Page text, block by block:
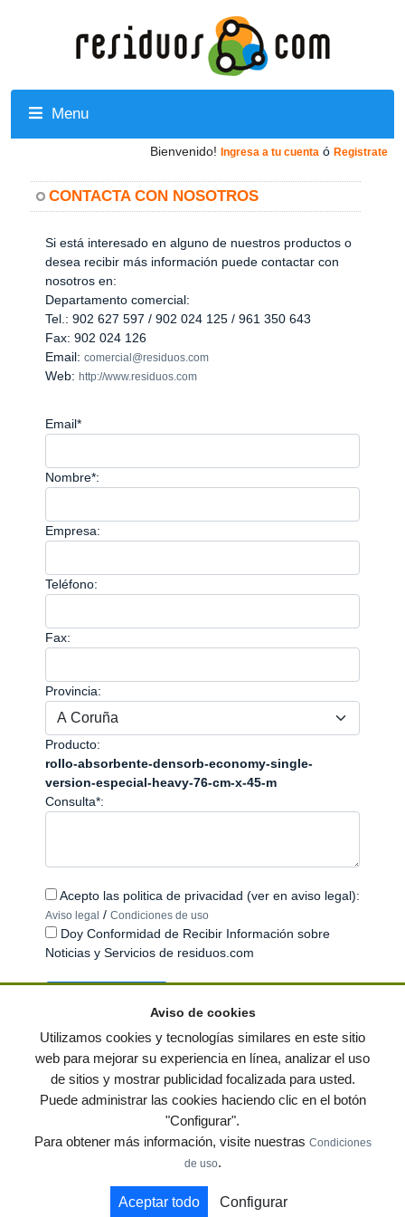
Menu
Bienvenido! Ingresa a tu cuenta ó Registrate
CONTACTA CON NOSOTROS
Si está interesado en alguno de nuestros productos o
desea recibir más información puede contactar con
nosotros en:
Departamento comercial:
Tel.: 902 627 597 / 902 024 125 / 961 350 643
Fax: 902 024 126
Email: comercial@residuos.com
Web: http://www.residuos.com
Email*
Nombre*:
Empresa:
Teléfono:
Fax:
Provincia:
Producto:
rollo-absorbente-densorb-economy-single-
version-especial-heavy-76-cm-x-45-m
Consulta*:
Acepto las politica de privacidad (ver en aviso legal):
Aviso legal / Condiciones de uso
Doy Conformidad de Recibir Información sobre
Noticias y Servicios de residuos.com
© residuos.com - Todos los derechos reservados Política de privacidad
Condiciones de uso|Contacto|Editores| Mapa web|Preguntas frecuentes
Publica tus anuncios gratis!
Muebles de terraza y jardin Notas de prensa
Aviso de cookies
Utilizamos cookies y tecnologías similares en este sitio
web para mejorar su experiencia en línea, analizar el uso
de sitios y mostrar publicidad focalizada para usted.
Puede administrar las cookies haciendo clic en el botón
"Configurar".
Para obtener más información, visite nuestras Condiciones
de uso.
Aceptar todo Configurar